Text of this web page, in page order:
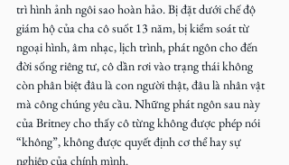
trì hình ảnh ngôi sao hoàn hảo. Bị đặt dưới chế độ
giám hộ của cha cô suốt 13 năm, bị kiểm soát từ
ngoại hình, âm nhạc, lịch trình, phát ngôn cho đến
đời sống riêng tư, cô dần rơi vào trạng thái không
còn phân biệt đâu là con người thật, đâu là nhân vật
mà công chúng yêu cầu. Những phát ngôn sau này
của Britney cho thấy cô từng không được phép nói
“không”, không được quyết định cơ thể hay sự
nghiệp của chính mình.